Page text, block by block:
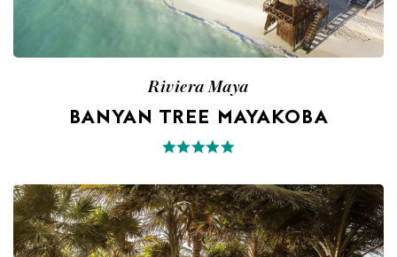
Riviera Maya
BANYAN TREE MAYAKOBA